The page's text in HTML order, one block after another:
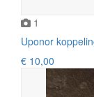
1
Uponor
€ 10,00